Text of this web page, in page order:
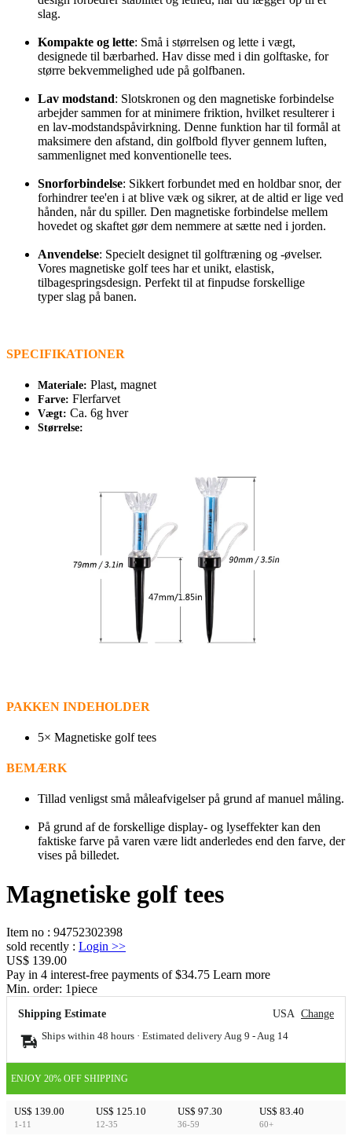
slag.
Kompakte og lette: Små i størrelsen og lette i vægt,
designede til bærbarhed. Hav disse med i din golftaske, for
større bekvemmelighed ude på golfbanen.
Lav modstand: Slotskronen og den magnetiske forbindelse
arbejder sammen for at minimere friktion, hvilket resulterer i
en lav-modstandspåvirkning. Denne funktion har til formål at
maksimere den afstand, din golfbold flyver gennem luften,
sammenlignet med konventionelle tees.
Snorforbindelse: Sikkert forbundet med en holdbar snor, der
forhindrer tee'en i at blive væk og sikrer, at de altid er lige ved
hånden, når du spiller. Den magnetiske forbindelse mellem
hovedet og skaftet gør dem nemmere at sætte ned i jorden.
Anvendelse: Specielt designet til golftræning og -øvelser.
Vores magnetiske golf tees har et unikt, elastisk,
tilbagespringsdesign. Perfekt til at finpudse forskellige
typer slag på banen.
SPECIFIKATIONER
Materiale: Plast, magnet
Farve: Flerfarvet
Vægt: Ca. 6g hver
Størrelse:
PAKKEN INDEHOLDER
5× Magnetiske golf tees
BEMÆRK
Tillad venligst små måleafvigelser på grund af manuel måling.
På grund af de forskellige display- og lyseffekter kan den
faktiske farve på varen være lidt anderledes end den farve, der
vises på billedet.
Magnetiske golf tees
Item no : 94752302398
sold recently : Login >>
US$ 139.00
Pay in 4 interest-free payments of $34.75 Learn more
Min. order: 1piece
Shipping Estimate USA Change
Ships within 48 hours · Estimated deliveryAug 9 -Aug 14
ENJOY 20% OFF SHIPPING
US$ 139.00
1-11
US$ 125.10
12-35
US$ 97.30
36-59
US$ 83.40
60+